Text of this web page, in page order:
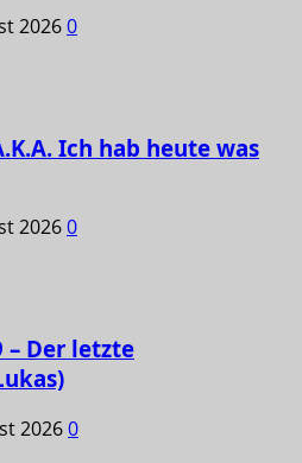
20260
Ich hab heute was
20260
– Der letzte
20260